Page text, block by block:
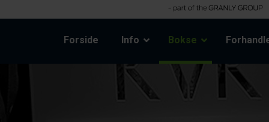
Forside Info Bokse